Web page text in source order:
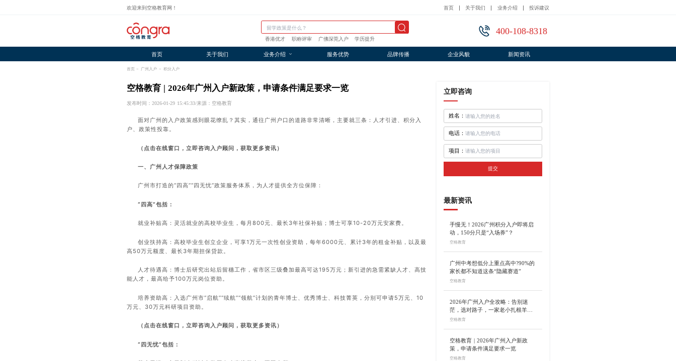
欢迎来到空格教育网！ 首页 关于我们 业务介绍 投诉建议
香港优才 职称评审 广佛深莞入户 学历提升
400-108-8318
首页 关于我们 业务介绍 服务优势 品牌传播 企业风貌 新闻资讯
首页 > 广州入户 > 积分入户
空格教育 | 2026年广州入户新政策，申请条件满足要求一览
发布时间：2026-01-29 15:45:33/来源：空格教育
面对广州的入户政策感到眼花缭乱？其实，通往广州户口的道路非常清晰，主要就三条：人才引进、积分入
户、政策性投靠。
（点击在线窗口，立即咨询入户顾问，获取更多资讯）
一、广州人才保障政策
广州市打造的“四高”“四无忧”政策服务体系，为人才提供全方位保障：
“四高”包括：
就业补贴高：灵活就业的高校毕业生，每月800元、最长3年社保补贴；博士可享10-20万元安家费。
创业扶持高：高校毕业生创立企业，可享1万元一次性创业资助，每年6000元、累计3年的租金补贴，以及最
高50万元额度、最长3年期担保贷款。
人才待遇高：博士后研究出站后留穗工作，省市区三级叠加最高可达195万元；新引进的急需紧缺人才、高技
能人才，最高给予100万元岗位资助。
培养资助高：入选广州市“启航”“续航”“领航”计划的青年博士、优秀博士、科技菁英，分别可申请5万元、10
万元、30万元科研项目资助。
（点击在线窗口，立即咨询入户顾问，获取更多资讯）
“四无忧”包括：
立即咨询
姓名：
电话：
项目：
提交
最新资讯
手慢无！2026广州积分入户即将启
动，150分只是“入场券”？
空格教育
广州中考想低分上重点高中?90%的
家长都不知道这条“隐藏赛道”
空格教育
2026年广州入户全攻略：告别迷
茫，选对路子，一家老小扎根羊
城！
空格教育
空格教育 | 2026年广州入户新政
策，申请条件满足要求一览
空格教育